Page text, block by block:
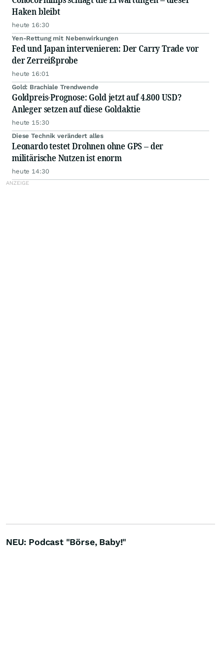
Haken bleibt
heute 16:30
Yen-Rettung mit Nebenwirkungen
Fed und Japan intervenieren: Der Carry Trade vor
der Zerreißprobe
heute 16:01
Gold: Brachiale Trendwende
Goldpreis-Prognose: Gold jetzt auf 4.800 USD?
Anleger setzen auf diese Goldaktie
heute 15:30
Diese Technik verändert alles
Leonardo testet Drohnen ohne GPS – der
militärische Nutzen ist enorm
heute 14:30
NEU: Podcast "Börse, Baby!"